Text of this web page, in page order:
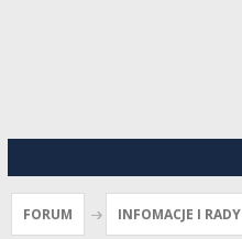
FORUM INFOMACJE I RADY